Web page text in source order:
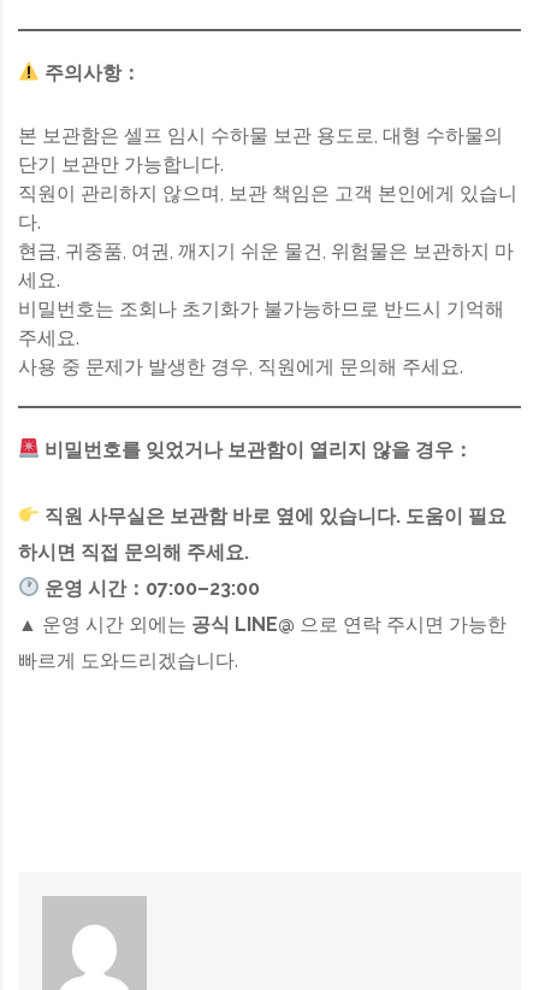
주의사항：
본 보관함은 셀프 임시 수하물 보관 용도로, 대형 수하물의
단기 보관만 가능합니다.
직원이 관리하지 않으며, 보관 책임은 고객 본인에게 있습니
다.
현금, 귀중품, 여권, 깨지기 쉬운 물건, 위험물은 보관하지 마
세요.
비밀번호는 조회나 초기화가 불가능하므로 반드시 기억해
주세요.
사용 중 문제가 발생한 경우, 직원에게 문의해 주세요.
비밀번호를 잊었거나 보관함이 열리지 않을 경우：
직원 사무실은 보관함 바로 옆에 있습니다. 도움이 필요
하시면 직접 문의해 주세요.
운영 시간：07:00–23:00
▲ 운영 시간 외에는 공식 LINE@ 으로 연락 주시면 가능한
빠르게 도와드리겠습니다.